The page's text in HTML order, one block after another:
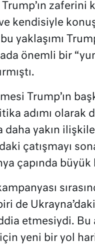
Trump’ın zaferini
kendisiyle
yaklaşımı
önemli bir
Trump’ın
adımı olarak
daha yakın
çatışmayı
çapında büyük
de
etmesiydi. Bu
yeni bir yol